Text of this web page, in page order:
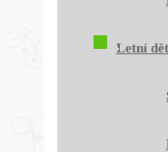
Letní